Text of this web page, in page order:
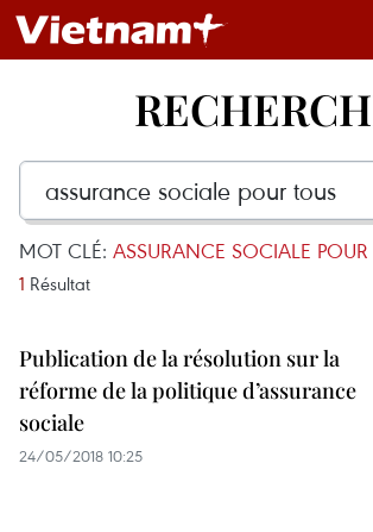
MOT CLÉ: ASSURANCE SOCIALE
1 Résultat
Publication de la résolution sur la
réforme de la politique d’assurance
sociale
24/05/2018 10:25